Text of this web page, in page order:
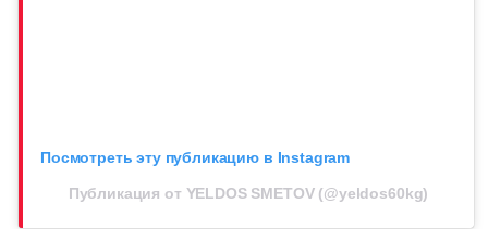
Посмотреть эту публикацию в Instagram
Публикация от YELDOS SMETOV (@yeldos60kg)